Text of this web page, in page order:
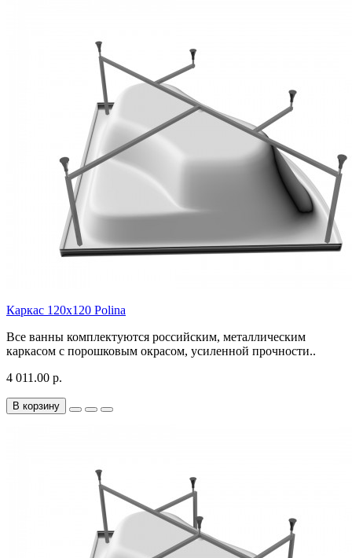
Каркас 120х120 Polina
Все ванны комплектуются российским, металлическим
каркасом с порошковым окрасом, усиленной прочности..
4 011.00 р.
В корзину